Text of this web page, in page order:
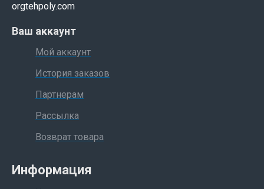
orgtehpoly.com
Ваш аккаунт
Мой аккаунт
История заказов
Партнерам
Рассылка
Возврат товара
Информация